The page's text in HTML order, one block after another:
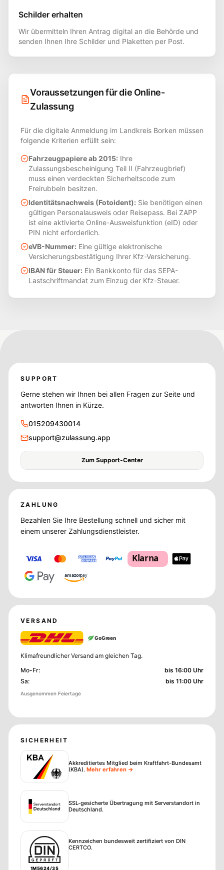
Schilder erhalten
Wir übermitteln Ihren Antrag digital an die Behörde und
senden Ihnen Ihre Schilder und Plaketten per Post.
Voraussetzungen für die Online-
Zulassung
Für die digitale Anmeldung im Landkreis Borken müssen
folgende Kriterien erfüllt sein:
Fahrzeugpapiere ab 2015: Ihre
Zulassungsbescheinigung Teil II (Fahrzeugbrief)
muss einen verdeckten Sicherheitscode zum
Freirubbeln besitzen.
Identitätsnachweis (Fotoident): Sie benötigen einen
gültigen Personalausweis oder Reisepass. Bei ZAPP
ist eine aktivierte Online-Ausweisfunktion (eID) oder
PIN nicht erforderlich.
eVB-Nummer: Eine gültige elektronische
Versicherungsbestätigung Ihrer Kfz-Versicherung.
IBAN für Steuer: Ein Bankkonto für das SEPA-
Lastschriftmandat zum Einzug der Kfz-Steuer.
SUPPORT
Gerne stehen wir Ihnen bei allen Fragen zur Seite und
antworten Ihnen in Kürze.
015209430014
support@zulassung.app
Zum Support-Center
ZAHLUNG
Bezahlen Sie Ihre Bestellung schnell und sicher mit
einem unserer Zahlungsdienstleister.
Klarna
amazonpay
VERSAND
GoGreen
Klimafreundlicher Versand am gleichen Tag.
Mo-Fr:
bis 16:00 Uhr
Sa: bis 11:00 Uhr
Ausgenommen Feiertage
SICHERHEIT
Akkreditiertes Mitglied beim Kraftfahrt-Bundesamt
(KBA). Mehr erfahren →
SSL-gesicherte Übertragung mit Serverstandort in
Deutschland.
1M5624/35
Kennzeichen bundesweit zertifiziert von DIN
CERTCO.